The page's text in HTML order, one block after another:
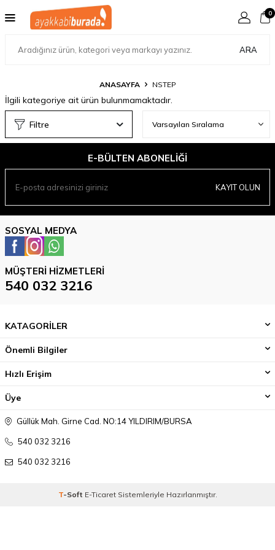
ARA
0
ANASAYFA NSTEP
İlgili kategoriye ait ürün bulunmamaktadır.
Filtre
E-BÜLTEN ABONELIĞI
KAYIT OLUN
SOSYAL MEDYA
MÜŞTERI HIZMETLERI
540 032 3216
KATAGORİLER
Önemli Bilgiler
Hızlı Erişim
Üye
Güllük Mah. Girne Cad. NO:14 YILDIRIM/BURSA
540 032 3216
540 032 3216
T-Soft E-TicaretSistemleriyle Hazırlanmıştır.